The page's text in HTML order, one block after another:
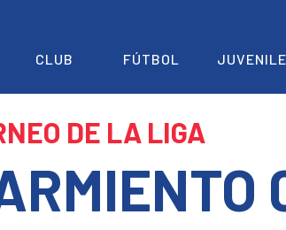
CLUB FÚTBOL
DE LA LIGA